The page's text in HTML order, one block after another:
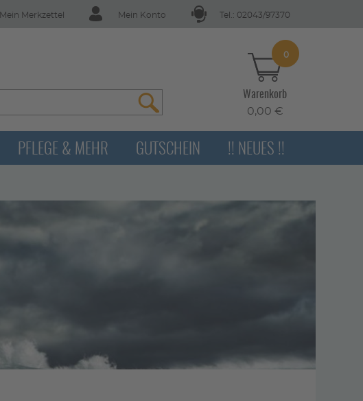
Tel.: 02043/97370
Mein Konto
Mein Merkzettel
0
Warenkorb
0,00 €
PFLEGE & MEHR GUTSCHEIN !! NEUES !!